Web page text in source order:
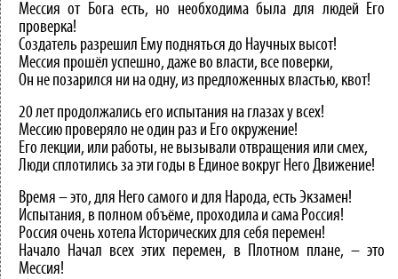
Мессия от Бога есть, но необходима была для людей Его
проверка!
Создатель разрешил Ему подняться до Научных высот!
Мессия прошёл успешно, даже во власти, все поверки,
Он не позарился ни на одну, из предложенных властью, квот!
20 лет продолжались его испытания на глазах у всех!
Мессию проверяло не один раз и Его окружение!
Его лекции, или работы, не вызывали отвращения или смех,
Люди сплотились за эти годы в Единое вокруг Него Движение!
Время – это, для Него самого и для Народа, есть Экзамен!
Испытания, в полном объёме, проходила и сама Россия!
Россия очень хотела Исторических для себя перемен!
Начало Начал всех этих перемен, в Плотном плане, – это
Мессия!